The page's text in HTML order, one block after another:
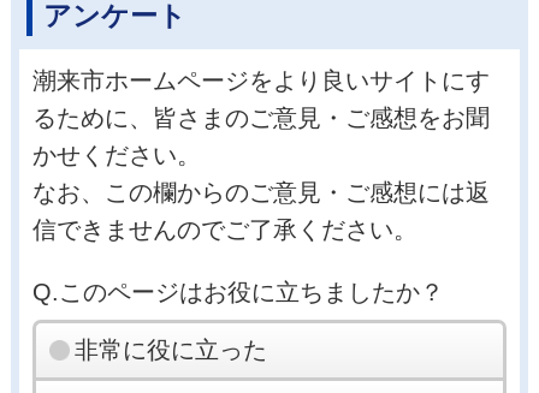
アンケート
潮来市ホームページをより良いサイトにす
るために、皆さまのご意見・ご感想をお聞
かせください。
なお、この欄からのご意見・ご感想には返
信できませんのでご了承ください。
Q.このページはお役に立ちましたか？
非常に役に立った